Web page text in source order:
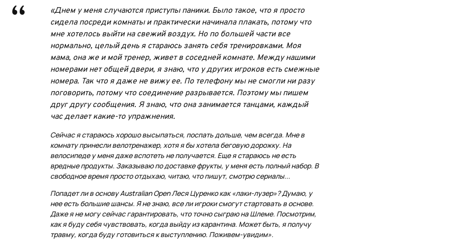
«Днем у меня случаются приступы паники. Было такое, что я просто
сидела посреди комнаты и практически начинала плакать, потому что
мне хотелось выйти на свежий воздух. Но по большей части все
нормально, целый день я стараюсь занять себя тренировками. Моя
мама, она же и мой тренер, живет в соседней комнате. Между нашими
номерами нет общей двери, я знаю, что у других игроков есть смежные
номера. Так что я даже не вижу ее. По телефону мы не смогли ни разу
поговорить, потому что соединение разрывается. Поэтому мы пишем
друг другу сообщения. Я знаю, что она занимается танцами, каждый
час делает какие-то упражнения.
Сейчас я стараюсь хорошо высыпаться, поспать дольше, чем всегда. Мне в
комнату принесли велотренажер, хотя я бы хотела беговую дорожку. На
велосипеде у меня даже вспотеть не получается. Еще я стараюсь не есть
вредные продукты. Заказываю по доставке фрукты, у меня есть полный набор. В
свободное время просто отдыхаю, читаю, что пишут, смотрю сериалы...
Попадет ли в основу Australian Open Леся Цуренко как «лаки-лузер»? Думаю, у
нее есть большие шансы. Я не знаю, все ли игроки смогут стартовать в основе.
Даже я не могу сейчас гарантировать, что точно сыграю на Шлеме. Посмотрим,
как я буду себя чувствовать, когда выйду из карантина. Может быть, я получу
травму, когда буду готовиться к выступлению. Поживем-увидим».